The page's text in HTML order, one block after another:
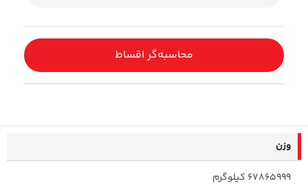
محاسبه‌گر اقساط
وزن
67865999 کیلوگرم